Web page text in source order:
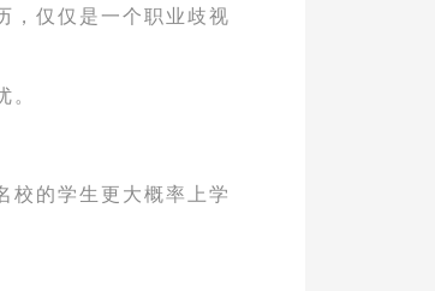
，仅仅是一个职业歧视
。
校的学生更大概率上学